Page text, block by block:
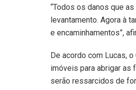
“Todos os danos que
levantamento. Agora à
e encaminhamentos”,
De acordo com Lucas,
imóveis para abrigar as
serão ressarcidos de